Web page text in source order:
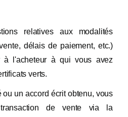
relatives aux modalités
délais de paiement, etc.)
à l'acheteur à qui vous avez
verts.
un accord écrit obtenu, vous
de vente via la